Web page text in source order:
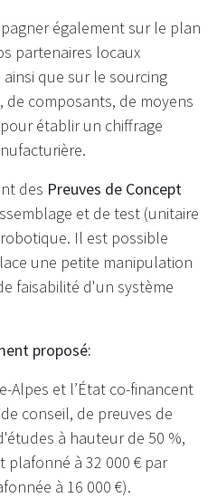
également sur le plan
partenaires locaux
que sur le sourcing
composants, de moyens
établir un chiffrage
des Preuves de Concept
et de test (unitaire
Il est possible
une petite manipulation
faisabilité d'un système
proposé:
Alpes et l’État co-financent
conseil, de preuves de
à hauteur de 50 %,
plafonné à 32 000 € par
à 16 000 €).